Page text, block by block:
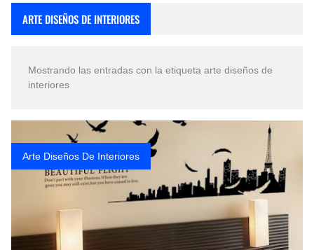
Que significan los cuadros de negras africanas?
El mundo del arte en pintura surrealista
ARTE DISEÑOS DE INTERIORES
Mostrando las entradas con la etiqueta arte diseños de
interiores
Arte Diseños De Interiores